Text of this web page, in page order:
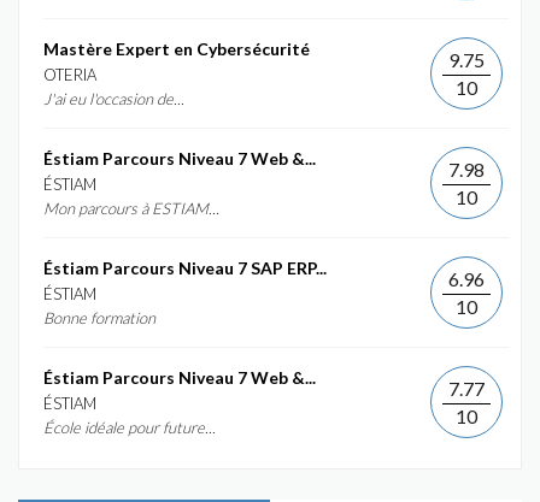
Mastère Expert en Cybersécurité
OTERIA
J'ai eu l'occasion de...
9.75
10
Éstiam Parcours Niveau 7 Web &...
ÉSTIAM
Mon parcours à ESTIAM...
7.98
10
Éstiam Parcours Niveau 7 SAP ERP...
ÉSTIAM
Bonne formation
6.96
10
Éstiam Parcours Niveau 7 Web &...
ÉSTIAM
École idéale pour future...
7.77
10